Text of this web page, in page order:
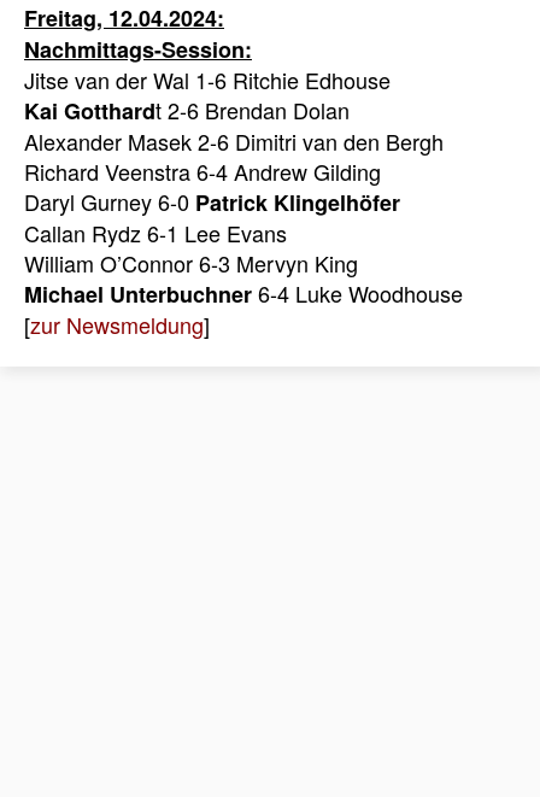
Freitag, 12.04.2024:
Nachmittags-Session:
Jitse van der Wal 1-6 Ritchie Edhouse
Kai Gotthardt 2-6 Brendan Dolan
Alexander Masek 2-6 Dimitri van den Bergh
Richard Veenstra 6-4 Andrew Gilding
Daryl Gurney 6-0 Patrick Klingelhöfer
Callan Rydz 6-1 Lee Evans
William O’Connor 6-3 Mervyn King
Michael Unterbuchner6-4 Luke Woodhouse
[zur Newsmeldung]